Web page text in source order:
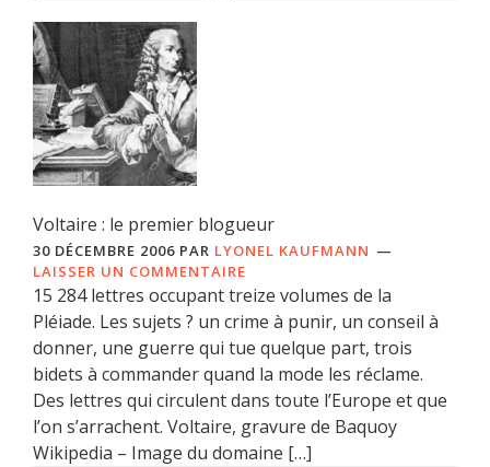
Voltaire : le premier blogueur
30 DÉCEMBRE 2006 PAR LYONEL KAUFMANN
LAISSER UN COMMENTAIRE
15 284 lettres occupant treize volumes de la
Pléiade. Les sujets ? un crime à punir, un conseil à
donner, une guerre qui tue quelque part, trois
bidets à commander quand la mode les réclame.
Des lettres qui circulent dans toute l’Europe et que
l’on s’arrachent. Voltaire, gravure de Baquoy
Wikipedia – Image du domaine […]